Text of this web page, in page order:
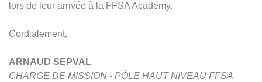
lors de leur arrivée à la FFSA Academy.
Cordialement,
ARNAUD SEPVAL
CHARGE DE MISSION - PÔLE HAUT NIVEAU FFSA